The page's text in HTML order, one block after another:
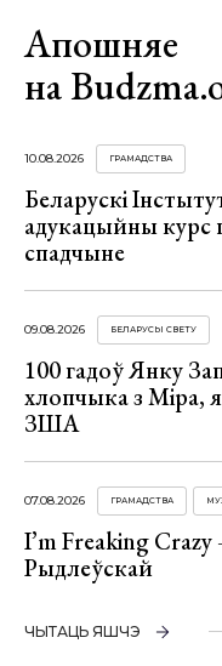
Апошняе
на
10.08.2026 ГРАМАДСТВА
Беларускі
адукацыйны курс
спадчыне
09.08.2026 БЕЛАРУСЫ СВЕТУ
100 гадоў Янку
хлопчыка з Міра,
ЗША
07.08.2026 ГРАМАДСТВА
I’m Freaking Crazy
Рыдлеўскай
ЧЫТАЦЬ ЯШЧЭ